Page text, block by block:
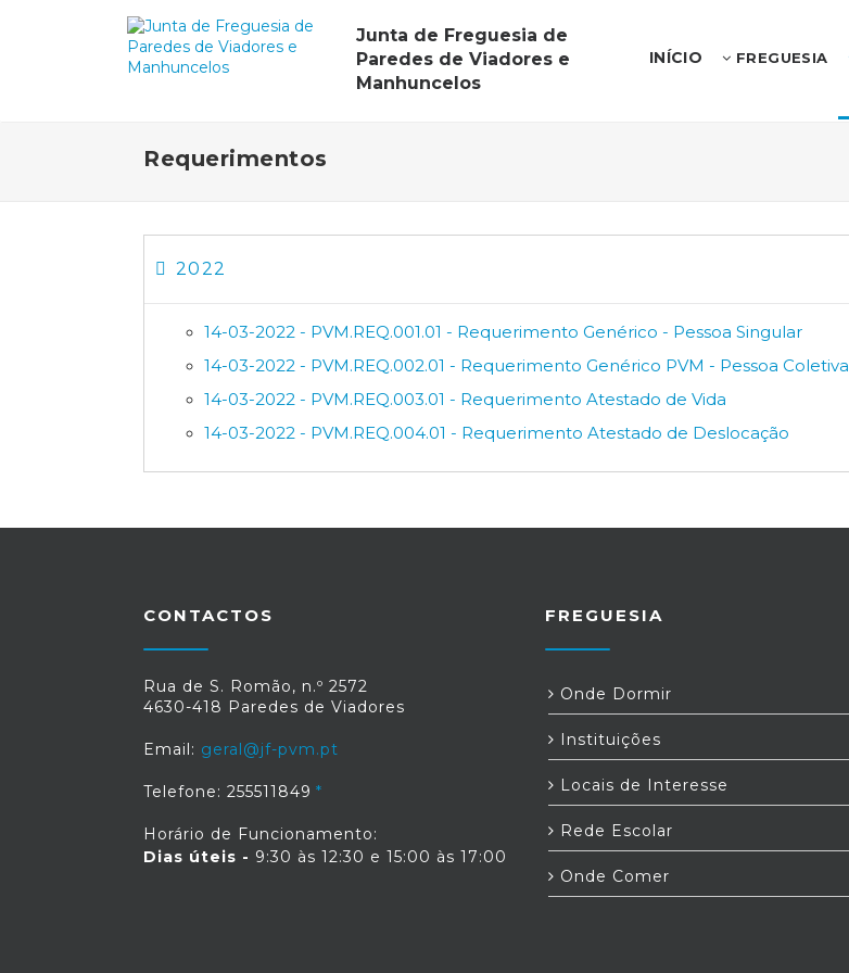
Junta de Freguesia de
Paredes de Viadores e
Manhuncelos
INÍCIO FREGUESIA
Requerimentos
2022
14-03-2022 - PVM.REQ.001.01 - Requerimento Genérico - Pessoa Singular
14-03-2022 - PVM.REQ.002.01 - Requerimento Genérico PVM - Pessoa Coletiva
14-03-2022 - PVM.REQ.003.01 - Requerimento Atestado de Vida
14-03-2022 - PVM.REQ.004.01 - Requerimento Atestado de Deslocação
CONTACTOS
Rua de S. Romão, n.º 2572
4630-418 Paredes de Viadores
Email: geral@jf-pvm.pt
Telefone: 255511849
Horário de Funcionamento:
Dias úteis - 9:30 às 12:30 e 15:00 às 17:00
FREGUESIA
Onde Dormir
Instituições
Locais de Interesse
Rede Escolar
Onde Comer